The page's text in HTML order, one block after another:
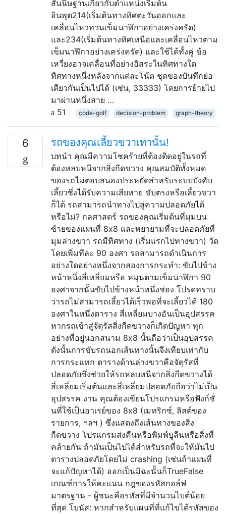
สันนิษฐานเกี่ยวกับตำแหน่งเริ่มต้น
อินพุต214(เริ่มต้นทางทิศตะวันออกและ
เคลื่อนไหวทวนเข็มนาฬิกาอย่างเคร่งครัด)
และ234(เริ่มต้นทางทิศเหนือและเคลื่อนไหวตาม
เข็มนาฬิกาอย่างเคร่งครัด) และใช้ได้ทั้งคู่ ข้อ
เหวี่ยงอาจเคลื่อนที่อย่างอิสระในทิศทางใด
ทิศทางหนึ่งหลังจากแต่ละโน้ต ชุดของบันทึกย่อ
เดียวกันเป็นไปได้ (เช่น, 33333) โดยการย้ายไป
มาผ่านหนึ่งสาย …
51
code-golf decision-problem graph-theory
6 รถของคุณเลี้ยวขวาเท่านั้น!
บทนำ คุณมีความโชคร้ายที่ต้องติดอยู่ในรถที่
ต้องหลบหนีจากสิ่งกีดขวาง คุณสมบัติทั้งหมด
ของรถไม่ตอบสนองประหยัดสำหรับระบบบังคับ
เลี้ยวซึ่งได้รับความเสียหาย ขับตรงหรือเลี้ยวขวา
ก็ได้ รถสามารถนำทางไปสู่ความปลอดภัยได้
หรือไม่? กลศาสตร์ รถของคุณเริ่มต้นที่มุมบน
ซ้ายของแผนที่ 8x8 และพยายามที่จะปลอดภัยที่
มุมล่างขวา รถมีทิศทาง (เริ่มแรกไปทางขวา) วัด
โดยเพิ่มทีละ 90 องศา รถสามารถดำเนินการ
อย่างใดอย่างหนึ่งจากสองการกระทำ: ขับไปข้าง
หน้าหนึ่งสี่เหลี่ยมหรือ หมุนตามเข็มนาฬิกา 90
องศาจากนั้นขับไปข้างหน้าหนึ่งช่อง โปรดทราบ
ว่ารถไม่สามารถเลี้ยวได้เร็วพอที่จะเลี้ยวได้ 180
องศาในหนึ่งตาราง สี่เหลี่ยมบางอันเป็นอุปสรรค
หากรถเข้าสู่จัตุรัสสิ่งกีดขวางก็เกิดปัญหา ทุก
อย่างที่อยู่นอกสนาม 8x8 นั้นถือว่าเป็นอุปสรรค
ดังนั้นการขับรถนอกเส้นทางนั้นจึงเทียบเท่ากับ
การกระแทก ตารางด้านล่างขวาคือจัตุรัสที่
ปลอดภัยซึ่งช่วยให้รถหลบหนีจากสิ่งกีดขวางได้
สี่เหลี่ยมเริ่มต้นและสี่เหลี่ยมปลอดภัยถือว่าไม่เป็น
อุปสรรค งาน คุณต้องเขียนโปรแกรมหรือฟังก์ชั่
นที่ใช้เป็นอาเรย์ของ 8x8 (เมทริกซ์, ลิสต์ของ
รายการ, ฯลฯ ) ซึ่งแสดงถึงเส้นทางของสิ่ง
กีดขวาง โปรแกรมส่งคืนหรือพิมพ์บูลีนหรือสิ่งที่
คล้ายกัน ถ้ามันเป็นไปได้สำหรับรถที่จะให้มันไป
ตารางปลอดภัยโดยไม่ crashing (เช่นถ้าแผนที่
จะแก้ปัญหาได้) ออกเป็นมิฉะนั้นก็TrueFalse
เกณฑ์การให้คะแนน กฎของรหัสกอล์ฟ
มาตรฐาน - ผู้ชนะคือรหัสที่มีจำนวนไบต์น้อย
ที่สุด โบนัส: หากสำหรับแผนที่ที่แก้ไขได้รหัสของ